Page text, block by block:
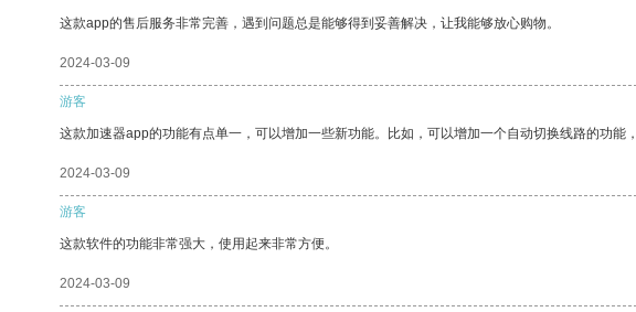
这款app的售后服务非常完善，遇到问题总是能够得到妥善解决，让我能够放心购物。
2024-03-09
游客
这款加速器app的功能有点单一，可以增加一些新功能。比如，可以增加一个自动切换线路的功能
2024-03-09
游客
这款软件的功能非常强大，使用起来非常方便。
2024-03-09